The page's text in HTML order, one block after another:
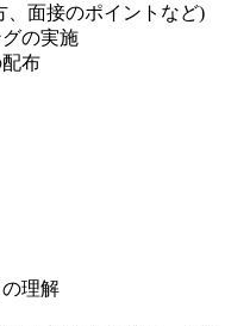
、面接のポイントなど)
の実施
布
理解